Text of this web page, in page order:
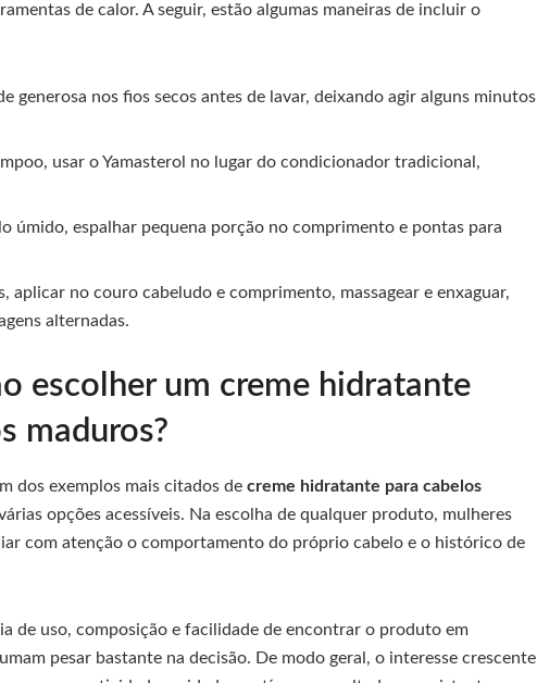
de calor. A seguir, estão algumas maneiras de incluir o
generosa nos fios secos antes de lavar, deixando agir alguns minutos
usar o Yamasterol no lugar do condicionador tradicional,
úmido, espalhar pequena porção no comprimento e pontas para
aplicar no couro cabeludo e comprimento, massagear e enxaguar,
alternadas.
escolher um creme hidratante
maduros?
dos exemplos mais citados de creme hidratante para cabelos
opções acessíveis. Na escolha de qualquer produto, mulheres
com atenção o comportamento do próprio cabelo e o histórico de
de uso, composição e facilidade de encontrar o produto em
pesar bastante na decisão. De modo geral, o interesse crescente